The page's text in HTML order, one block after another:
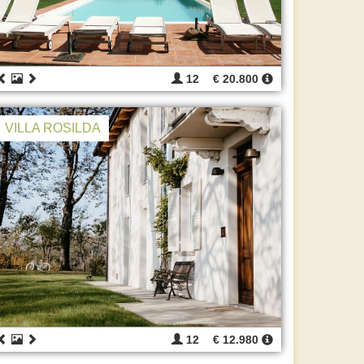
12 € 20.800
VILLA ROSILDA
12 € 12.980